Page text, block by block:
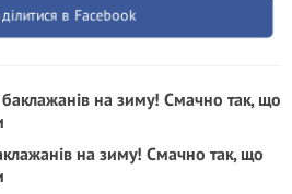
в Facebook
на зиму! Смачно так, що